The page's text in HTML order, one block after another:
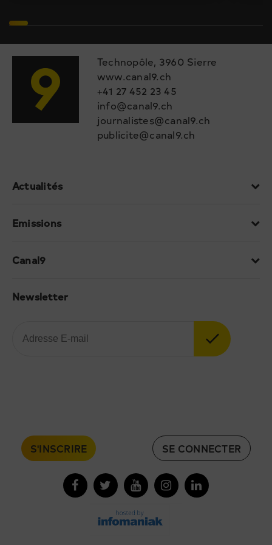
Technopôle, 3960 Sierre
www.canal9.ch
+41 27 452 23 45
info@canal9.ch
journalistes@canal9.ch
publicite@canal9.ch
Actualités
Emissions
Canal9
Newsletter
S'INSCRIRE SE CONNECTER